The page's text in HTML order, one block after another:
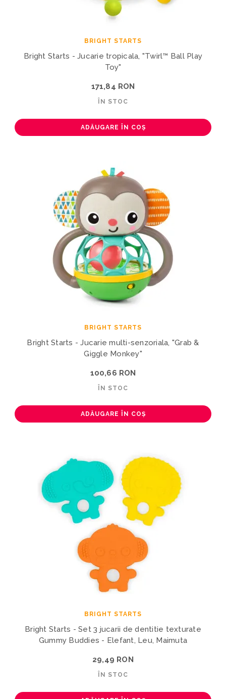
BRIGHT STARTS
Bright Starts - Jucarie tropicala, "Twirl™ Ball Play
Toy"
171,84 RON
ÎN STOC
ADĂUGARE ÎN COȘ
BRIGHT STARTS
Bright Starts - Jucarie multi-senzoriala, "Grab &
Giggle Monkey"
100,66 RON
ÎN STOC
ADĂUGARE ÎN COȘ
BRIGHT STARTS
Bright Starts - Set 3 jucarii de dentitie texturate
Gummy Buddies - Elefant, Leu, Maimuta
29,49 RON
ÎN STOC